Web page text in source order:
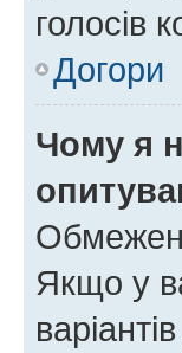
голосів
Догори
Чому я
Якщо у